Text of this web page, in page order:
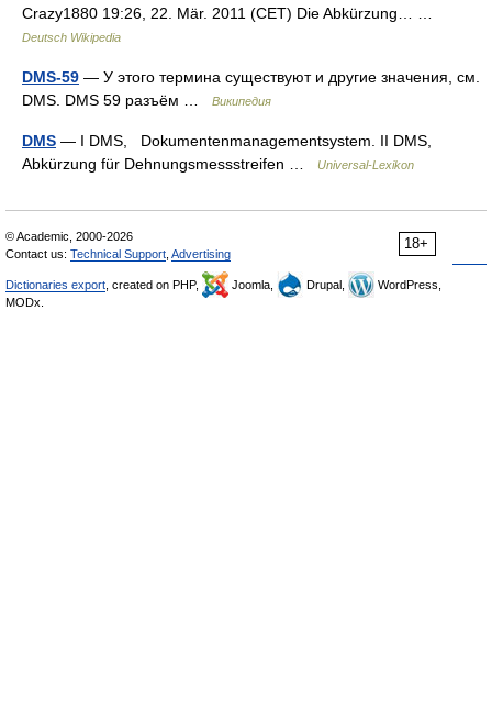
Crazy1880 19:26, 22. Mär. 2011 (CET) Die Abkürzung… …
Deutsch Wikipedia
DMS-59 — У этого термина существуют и другие значения, см.
DMS. DMS 59 разъём …
Википедия
DMS — I DMS, Dokumentenmanagementsystem. II DMS,
Abkürzung für Dehnungsmessstreifen …
Universal-Lexikon
18+
© Academic, 2000-2026
Contact us: Technical Support Advertising
Dictionaries export , created on PHP, Joomla, Drupal,
WordPress,
MODx.